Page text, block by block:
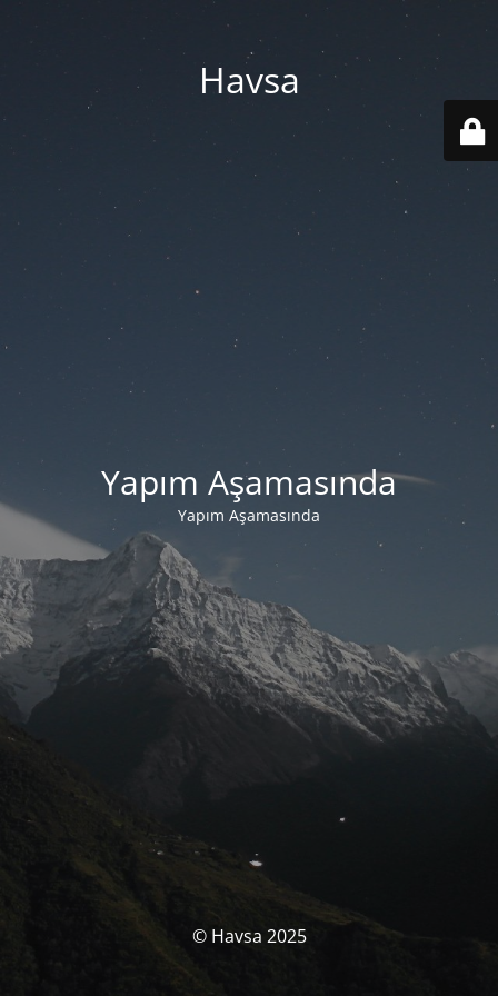
Havsa
Yapım Aşamasında
Yapım Aşamasında
© Havsa 2025